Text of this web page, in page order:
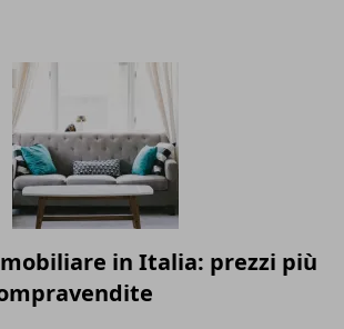
in Italia: prezzi più